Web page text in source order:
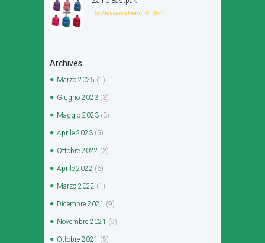
byAlessandra Fierro 8644
Archives
Marzo 2025 (1)
Giugno 2023 (3)
Maggio 2023 (3)
Aprile 2023 (5)
Ottobre 2022 (3)
Aprile 2022 (6)
Marzo 2022 (1)
Dicembre 2021 (9)
Novembre 2021 (9)
Ottobre 2021 (5)